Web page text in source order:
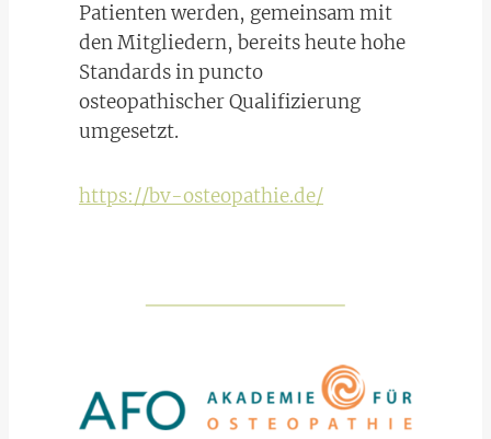
Patienten werden, gemeinsam mit
den Mitgliedern, bereits heute hohe
Standards in puncto
osteopathischer Qualifizierung
umgesetzt.
https://bv-osteopathie.de/